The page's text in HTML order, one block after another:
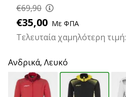
Ανακάλυψε
τις
τεχνικές
και
μάθε
αν
αξίζει…
€69,90
€35,00 Με ΦΠΑ
Τελευταία χαμηλότερη τιμή:
Ανδρικά, Λευκό